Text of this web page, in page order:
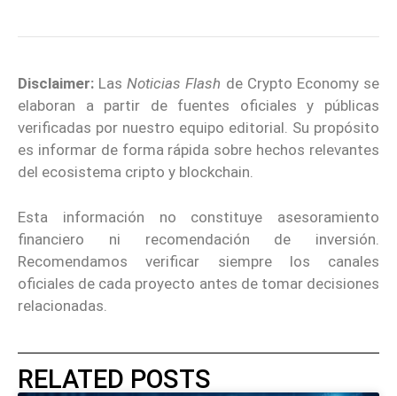
Disclaimer: LasNoticias Flash de Crypto Economy se
elaboran a partir de fuentes oficiales y públicas
verificadas por nuestro equipo editorial. Su propósito
es informar de forma rápida sobre hechos relevantes
del ecosistema cripto y blockchain.
Esta información no constituye asesoramiento
financiero ni recomendación de inversión.
Recomendamos verificar siempre los canales
oficiales de cada proyecto antes de tomar decisiones
relacionadas.
RELATED POSTS